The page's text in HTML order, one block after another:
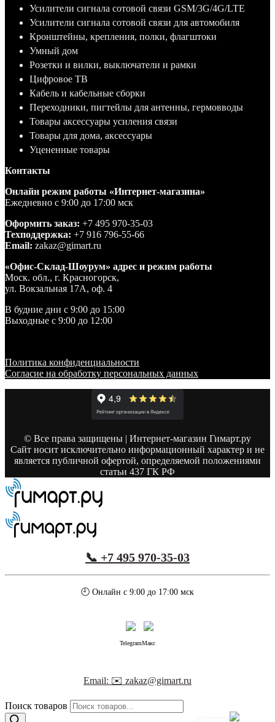
Усилители сигнала сотовой связи GSM/3G/4G/LTE
Усилители сигнала сотовой связи для автомобиля
Кронштейны, крепления, полки, флагштоки
Умный дом
Розетки и вилки, выключатели и рамки
Цифровое ТВ
Кабель и кабельные сборки
Переходники, пигтейлы для антенны, гермовводы
Товары аксессуары усиления связи
Товары для дома, аксессуары
Уцененные товары
Контакты
Онлайн режим работы «Интернет-магазина»
Ежедневно с 9:00 до 17:00 мск
Оформить заказ: +7 495 970-35-03
Техподдержка: +7 916 796-55-66
Email: zakaz@gimart.ru
«Офис-Склад-Шоурум» адрес и режим работы
Моск. обл., г. Красногорск,
ул. Вокзальная 17А, оф. 4
В будние дни с 9:00 до 15:00
Выходные с 9:00 до 12:00
Политика конфиденциальности
Согласие на обработку персональных данных
© Все права защищены | Интернет-магазин Гимарт.ру
Сайт носит исключительно информационный характер и не
является публичной офертой, определяемой положениями
статьи 437 ГК РФ
📞 +7 495 970-35-03
🕘 Онлайн с 9:00 до 17:00 мск
TelegramМакс
Email: ✉️ zakaz@gimart.ru
Поиск товаров